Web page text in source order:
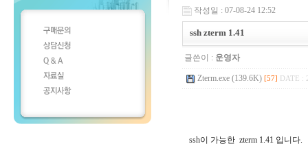
작성일 : 07-08-24 12:52
ssh zterm 1.41
글쓴이 : 운영자
Zterm.exe (139.6K) [57] DATE :
ssh이 가능한 zterm 1.41 입니다.